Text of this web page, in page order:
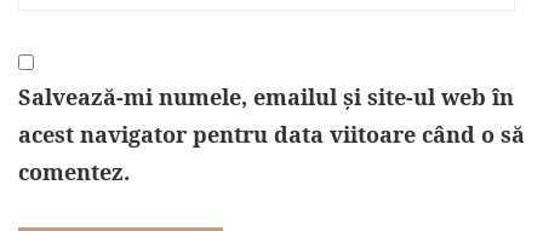
Salvează-mi numele, emailul și site-ul web în
acest navigator pentru data viitoare când o să
comentez.